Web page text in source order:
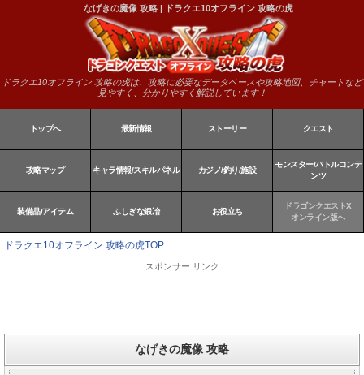
なげきの魔像 攻略 | ドラクエ10オフライン 攻略の虎
ドラクエ10オフライン 攻略の虎は、攻略に必要なデータベースや攻略地図、チャートなど
見やすく、分かりやすく解説しています！
トップへ 最新情報 ストーリー クエスト
攻略マップ キャラ情報/スキルパネル カジノ/釣り/施設
モンスター/バトルコンテ
ンツ
装備品/アイテム ふしぎな鍛冶 お役立ち
ドラゴンクエストX
オンライン版へ
ドラクエ10オフライン 攻略の虎TOP
スポンサー リンク
なげきの魔像 攻略